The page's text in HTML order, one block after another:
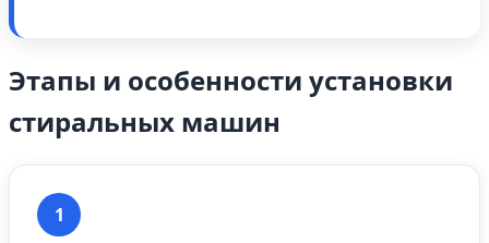
Этапы и особенности установки
стиральных машин
1